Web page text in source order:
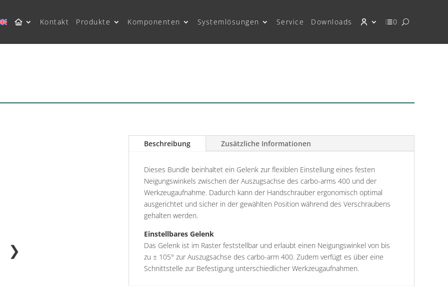
Kontakt Produkte Komponenten Systemlösungen Service Downloads 0
❯
Beschreibung Zusätzliche Informationen
Dieses Bundle beinhaltet ein Gelenk zur flexiblen Einstellung eines festen
Neigungswinkels zwischen der Auszugsachse des carbo-arms 400 und der
Werkzeugaufnahme. Dadurch kann der Handschrauber ergonomisch optimal
ausgerichtet und sicher in der gewählten Position während des Verschraubens
gehalten werden.
Einstellbares Gelenk
Das Gelenk ist im Raster feststellbar und erlaubt einen Neigungswinkel von bis
zu ± 105° zur Auszugsachse des carbo-arm 400. Zudem verfügt es über eine
Schnittstelle zur Befestigung unterschiedlicher Werkzeugaufnahmen.